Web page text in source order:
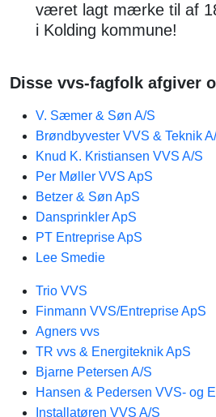
været lagt mærke til af
i Kolding kommune!
Disse vvs-fagfolk afgiver
V. Sæmer & Søn A/S
Brøndbyvester VVS & Teknik
Knud K. Kristiansen VVS A/S
Per Møller VVS ApS
Betzer & Søn ApS
Dansprinkler ApS
PT Entreprise ApS
Lee Smedie
Trio VVS
Finmann VVS/Entreprise ApS
Agners vvs
TR vvs & Energiteknik ApS
Bjarne Petersen A/S
Hansen & Pedersen VVS- og
Installatøren VVS A/S